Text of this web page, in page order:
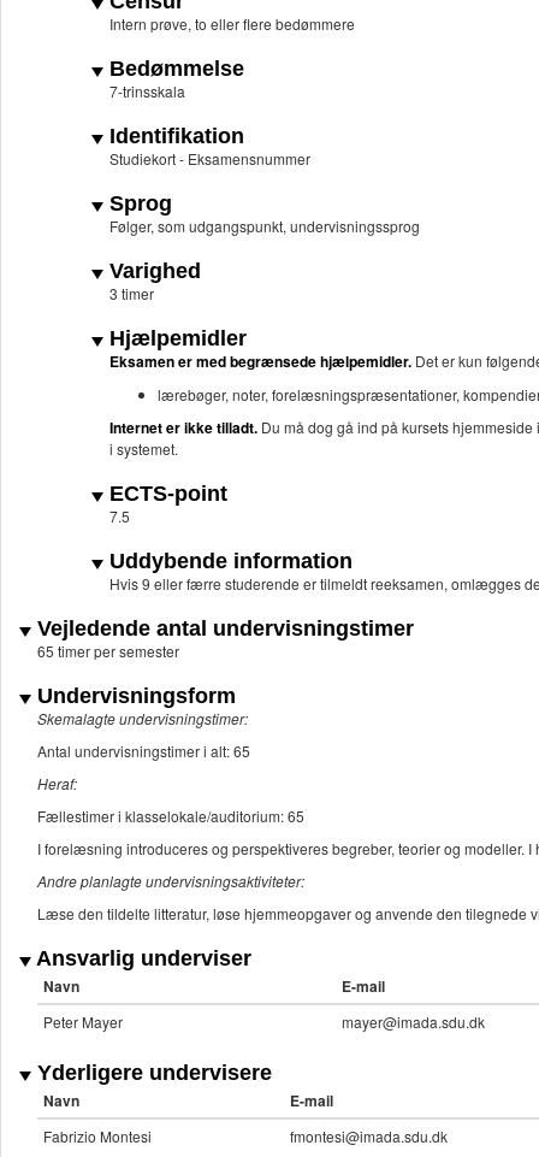
Intern prøve, to eller flere bedømmere
Bedømmelse
7-trinsskala
Identifikation
Studiekort - Eksamensnummer
Sprog
Følger, som udgangspunkt, undervisningssprog
Varighed
3 timer
Hjælpemidler
Eksamen er med begrænsede hjælpemidler. Det er kun
lærebøger, noter, forelæsningspræsentationer,
Internet er ikke tilladt. Du må dog gå ind på kursets
i systemet.
ECTS-point
7.5
Uddybende information
Hvis 9 eller færre studerende er tilmeldt reeksamen, omlægges
Vejledende antal undervisningstimer
65 timer per semester
Undervisningsform
Skemalagte undervisningstimer:
Antal undervisningstimer i alt: 65
Heraf:
Fællestimer i klasselokale/auditorium: 65
I forelæsning introduceres og perspektiveres begreber, teorier og
Andre planlagte undervisningsaktiviteter:
Læse den tildelte litteratur, løse hjemmeopgaver og anvende den tilegnede
Ansvarlig underviser
Navn E-mail
Peter Mayer mayer@imada.sdu.dk
Yderligere undervisere
Navn E-mail
Fabrizio Montesi fmontesi@imada.sdu.dk